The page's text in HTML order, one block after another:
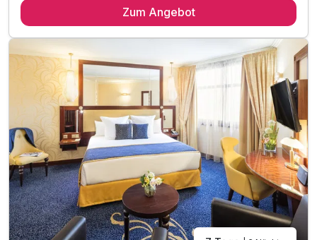
5 x reichhaltiges Frühstück vom Buffet
inkl. Spätabreise bis 13 Uhr*
1 x Welcome Drink**
inkl. 10% Preisnachlass an der Hotelbar
inkl. VIP Pflegeserie / Badezimmerartikel
inkl. WLAN Nutzung im Hotel
*nach Verfügbarkeit möglich
Zum Angebot